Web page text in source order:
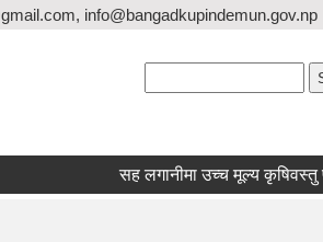
info@bangadkupindemun.gov.np
सह लगानीमा उच्च मूल्य कृषिवस्तु